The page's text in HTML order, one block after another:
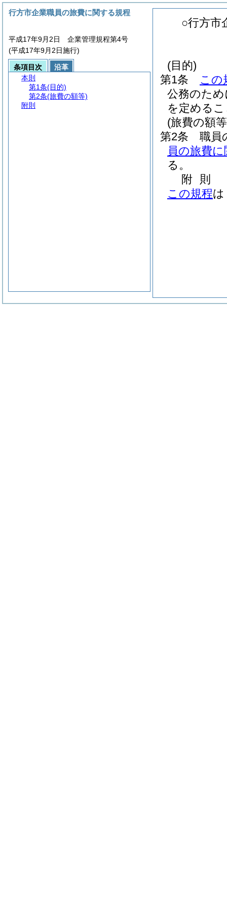
○行方市
(目的)
第1条
この
公務のた
を定める
(旅費の額
第2条
職員
員の旅費
る。
附 則
この規程は
行方市企業職員の旅費に関する規程
平成17年9月2日 企業管理規程第4号
(平成17年9月2日施行)
条項目次
沿革
本則
第1条(目的)
第2条(旅費の額等)
附則